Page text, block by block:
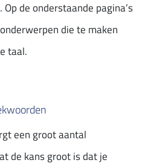
de onderstaande pagina’s
die te maken
taal.
een groot aantal
de kans groot is dat je